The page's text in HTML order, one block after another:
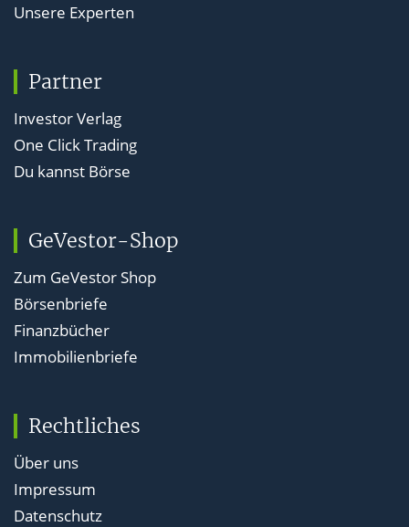
Unsere Experten
Partner
Investor Verlag
One Click Trading
Du kannst Börse
GeVestor-Shop
Zum GeVestor Shop
Börsenbriefe
Finanzbücher
Immobilienbriefe
Rechtliches
Über uns
Impressum
Datenschutz